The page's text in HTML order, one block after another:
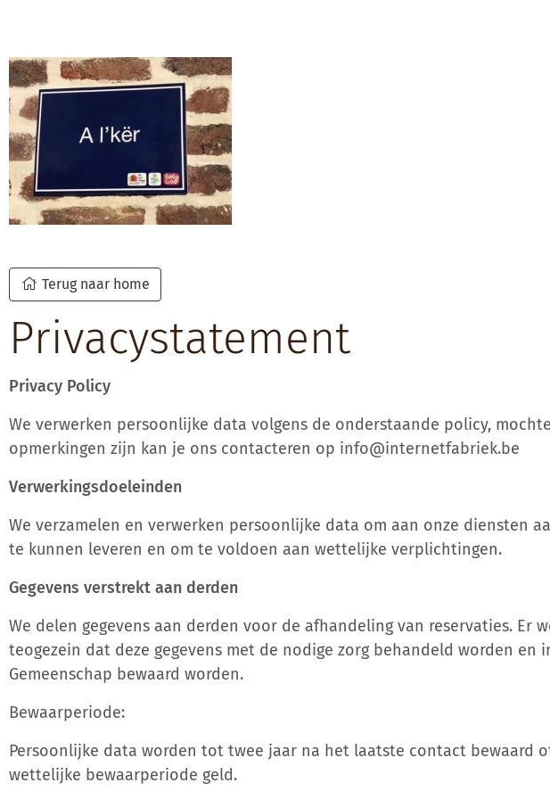
Terug naar home
Privacystatement
Privacy Policy
We verwerken persoonlijke data volgens de onderstaande policy,
opmerkingen zijn kan je ons contacteren op info@internetfabriek.be
Verwerkingsdoeleinden
We verzamelen en verwerken persoonlijke data om aan onze diensten
te kunnen leveren en om te voldoen aan wettelijke verplichtingen.
Gegevens verstrekt aan derden
We delen gegevens aan derden voor de afhandeling van reservaties. Er
teogezein dat deze gegevens met de nodige zorg behandeld worden en
Gemeenschap bewaard worden.
Bewaarperiode:
Persoonlijke data worden tot twee jaar na het laatste contact bewaard
wettelijke bewaarperiode geld.